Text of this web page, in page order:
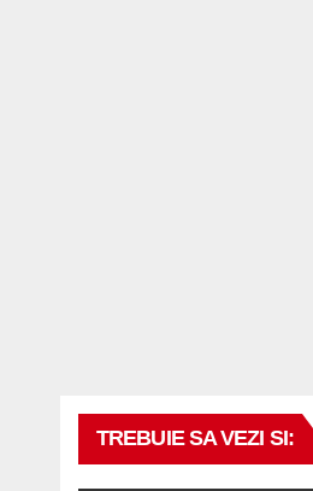
TREBUIE SA VEZI SI: